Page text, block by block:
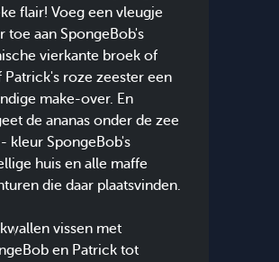
flair! Voeg een vleugje
toe aan SpongeBob's
vierkante broek of
Patrick's roze zeester een
make-over. En
de ananas onder de zee
kleur SpongeBob's
huis en alle maffe
die daar plaatsvinden.
vissen met
en Patrick tot